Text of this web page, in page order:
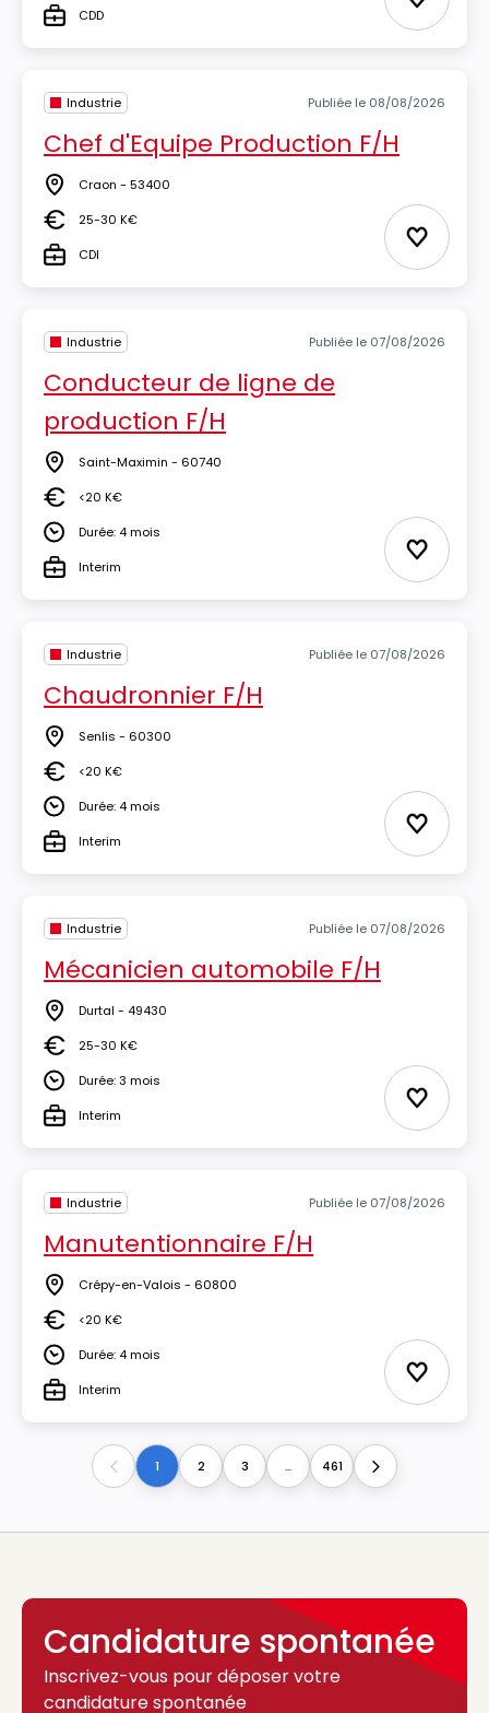
TypeCDD Ajouter
Industrie Publiée le 08/08/2026
Chef d'Equipe Production F/H
Lieu Craon - 53400
Salaire25-30 K€
TypeCDI Ajouter
Industrie Publiée le 07/08/2026
Conducteur de ligne de
production F/H
Lieu Saint-Maximin - 60740
Salaire<20 K€
DuréeDurée: 4 mois
TypeInterim Ajouter
Industrie Publiée le 07/08/2026
Chaudronnier F/H
Lieu Senlis - 60300
Salaire<20 K€
DuréeDurée: 4 mois
TypeInterim Ajouter
Industrie Publiée le 07/08/2026
Mécanicien automobile F/H
Lieu Durtal - 49430
Salaire25-30 K€
DuréeDurée: 3 mois
TypeInterim Ajouter
Industrie Publiée le 07/08/2026
Manutentionnaire F/H
Lieu Crépy-en-Valois - 60800
Salaire<20 K€
DuréeDurée: 4 mois
TypeInterim Ajouter
Previous1 2 3 ... 461 Next
Candidature spontanée
Inscrivez-vous pour déposer votre
candidature spontanée